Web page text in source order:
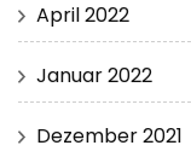
April 2022
Januar 2022
Dezember 2021